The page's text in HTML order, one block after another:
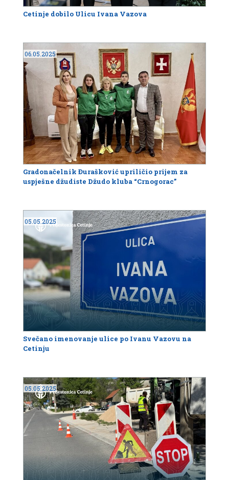
Cetinje dobilo Ulicu Ivana Vazova
06.05.2025
Gradonačelnik Đurašković upriličio prijem za
uspješne džudiste Džudo kluba “Crnogorac”
05.05.2025
Svečano imenovanje ulice po Ivanu Vazovu na
Cetinju
05.05.2025